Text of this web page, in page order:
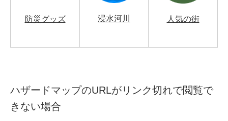
防災グッズ 浸水河川 人気の街
ハザードマップのURLがリンク切れで閲覧で
きない場合